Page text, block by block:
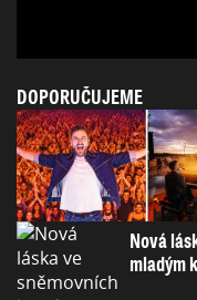
DOPORUČUJEME
Nová
mladým